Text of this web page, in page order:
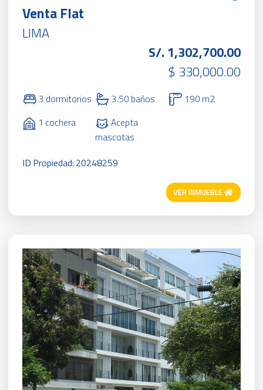
Venta Flat
LIMA
S/. 1,302,700.00
$ 330,000.00
3 dormitorios 3.50 baños
190 m2
1 cochera
Acepta
mascotas
ID Propiedad: 20248259
VER INMUEBLE